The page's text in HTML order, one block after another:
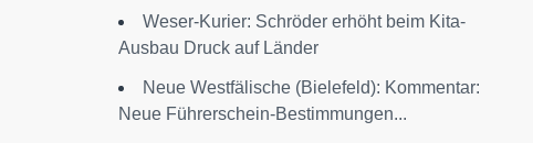
Weser-Kurier: Schröder erhöht beim Kita-
Ausbau Druck auf Länder
Neue Westfälische (Bielefeld): Kommentar:
Neue Führerschein-Bestimmungen...